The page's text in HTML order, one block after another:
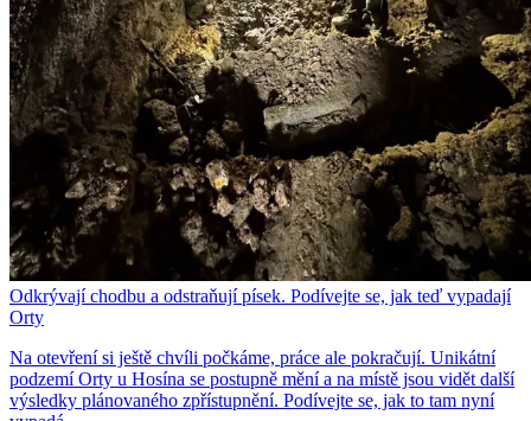
Odkrývají chodbu a odstraňují písek. Podívejte se, jak teď vypadají
Orty
Na otevření si ještě chvíli počkáme, práce ale pokračují. Unikátní
podzemí Orty u Hosína se postupně mění a na místě jsou vidět další
výsledky plánovaného zpřístupnění. Podívejte se, jak to tam nyní